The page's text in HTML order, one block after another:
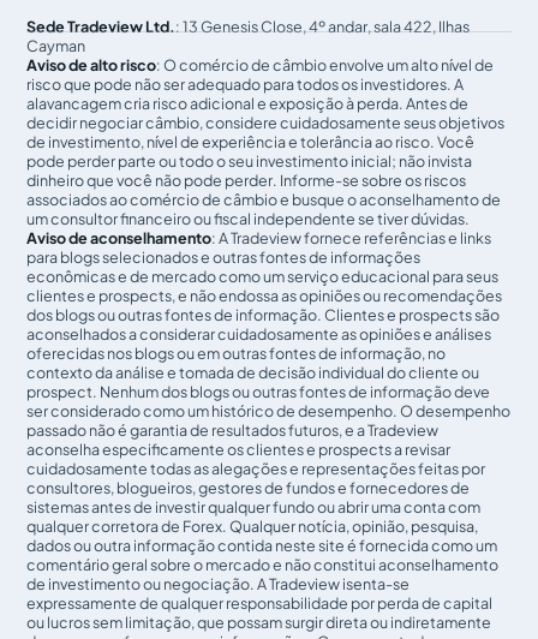
Sede Tradeview Ltd.: 13 Genesis Close, 4º andar, sala 422, Ilhas
Cayman
Aviso de alto risco: O comércio de câmbio envolve um alto nível de
risco que pode não ser adequado para todos os investidores. A
alavancagem cria risco adicional e exposição à perda. Antes de
decidir negociar câmbio, considere cuidadosamente seus objetivos
de investimento, nível de experiência e tolerância ao risco. Você
pode perder parte ou todo o seu investimento inicial; não invista
dinheiro que você não pode perder. Informe-se sobre os riscos
associados ao comércio de câmbio e busque o aconselhamento de
um consultor financeiro ou fiscal independente se tiver dúvidas.
Aviso de aconselhamento: A Tradeview fornece referências e links
para blogs selecionados e outras fontes de informações
econômicas e de mercado como um serviço educacional para seus
clientes e prospects, e não endossa as opiniões ou recomendações
dos blogs ou outras fontes de informação. Clientes e prospects são
aconselhados a considerar cuidadosamente as opiniões e análises
oferecidas nos blogs ou em outras fontes de informação, no
contexto da análise e tomada de decisão individual do cliente ou
prospect. Nenhum dos blogs ou outras fontes de informação deve
ser considerado como um histórico de desempenho. O desempenho
passado não é garantia de resultados futuros, e a Tradeview
aconselha especificamente os clientes e prospects a revisar
cuidadosamente todas as alegações e representações feitas por
consultores, blogueiros, gestores de fundos e fornecedores de
sistemas antes de investir qualquer fundo ou abrir uma conta com
qualquer corretora de Forex. Qualquer notícia, opinião, pesquisa,
dados ou outra informação contida neste site é fornecida como um
comentário geral sobre o mercado e não constitui aconselhamento
de investimento ou negociação. A Tradeview isenta-se
expressamente de qualquer responsabilidade por perda de capital
ou lucros sem limitação, que possam surgir direta ou indiretamente